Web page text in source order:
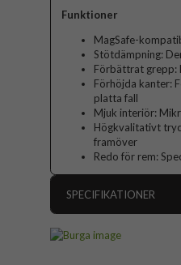
Funktioner
MagSafe-
Stötdämpning:
Förbättrat grepp:
Förhöjda kanter:
platta fall
Mjuk interiör:
Högkvalitativt
framöver
Redo för rem:
SPECIFIKATIONER